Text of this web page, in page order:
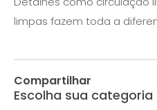
limpas fazem toda a
Compartilhar
Escolha sua categoria